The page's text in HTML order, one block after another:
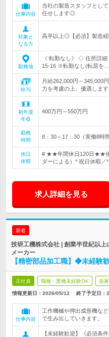
仕事内容
当社の製造スタッフとし
任せします◎
対象と
なる方
高卒以上◎【必須】製造
勤務地
《 転勤なし》 ◇ 住所詳
15-16 ※転勤なし(転居を…
給与
月給262,000円～345,000
力を考慮の上、優遇しま
初年度
年収
400万円～550万円
勤務
時間
8：30～17：30（実働8時
休日
休暇
# ★★年間休日120日★★休
ダーによる）* 祝日休暇／
求人詳細を見る
新着
技研工機株式会社 | 創業半世紀以
メーカー
【精密部品加工職】◆未経
正社員 職種・業種未経験OK 急募
情報更新日：2026/05/12 終了予定日：
仕事内容
工作機械や押出成形機な
で生み出していきます。
【未経験歓迎】《必須条